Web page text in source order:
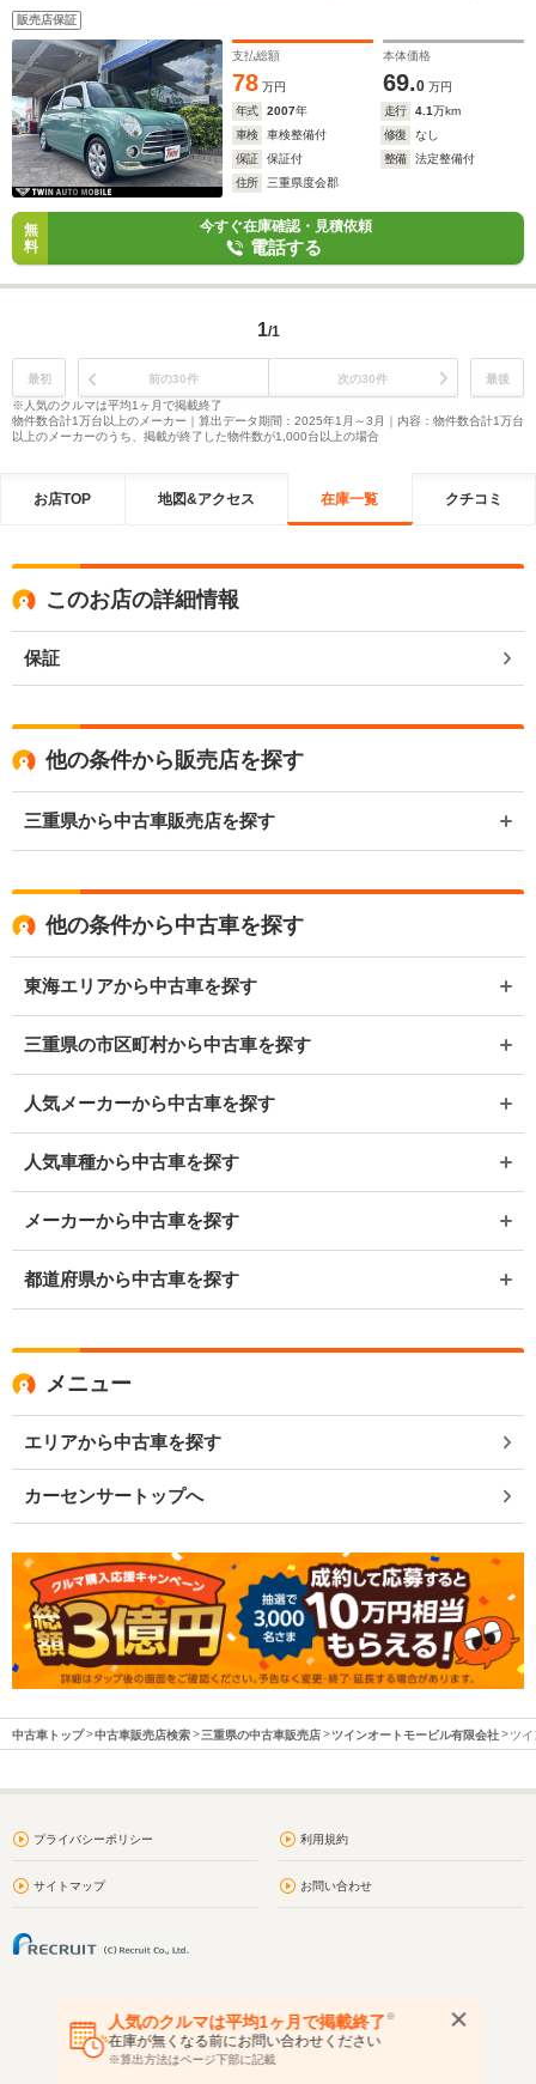
販売店保証
支払総額
78 万円
本体価格
69.0 万円
年式
2007年 走行 4.1万km
車検
車検整備付 修復
なし
保証
保証付 整備
法定整備付
住所
三重県度会郡
無
料
今すぐ在庫確認・見積依頼
電話する
1/1
最初 前の30件 次の30件
最後
※人気のクルマは平均1ヶ月で掲載終了
物件数合計1万台以上のメーカー｜算出データ期間：2025年1月～3月｜内容：物件数合計1万台
以上のメーカーのうち、掲載が終了した物件数が1,000台以上の場合
お店TOP 地図&アクセス 在庫一覧 クチコミ
このお店の詳細情報
保証
他の条件から販売店を探す
三重県から中古車販売店を探す
他の条件から中古車を探す
東海エリアから中古車を探す
三重県の市区町村から中古車を探す
人気メーカーから中古車を探す
人気車種から中古車を探す
メーカーから中古車を探す
都道府県から中古車を探す
メニュー
エリアから中古車を探す
カーセンサートップへ
中古車トップ 中古車販売店検索 三重県の中古車販売店 ツインオートモービル有限会社 ツ
プライバシーポリシー 利用規約
サイトマップ お問い合わせ
人気のクルマは平均1ヶ月で掲載終了※
在庫が無くなる前にお問い合わせください
※算出方法はページ下部に記載